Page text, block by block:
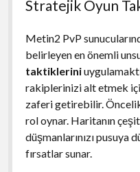
Stratejik Oyun
Metin2 PvP
belirleyen en önemli
taktiklerini
rakiplerinizi alt etmek
zaferi getirebilir.
rol oynar. Haritanın
düşmanlarınızı pusuya
fırsatlar sunar.